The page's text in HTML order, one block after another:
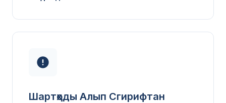
Шартҳоды Алып Сгирифтан